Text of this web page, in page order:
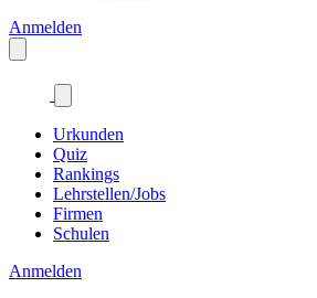
Anmelden
Urkunden
Quiz
Rankings
Lehrstellen/Jobs
Firmen
Schulen
Anmelden